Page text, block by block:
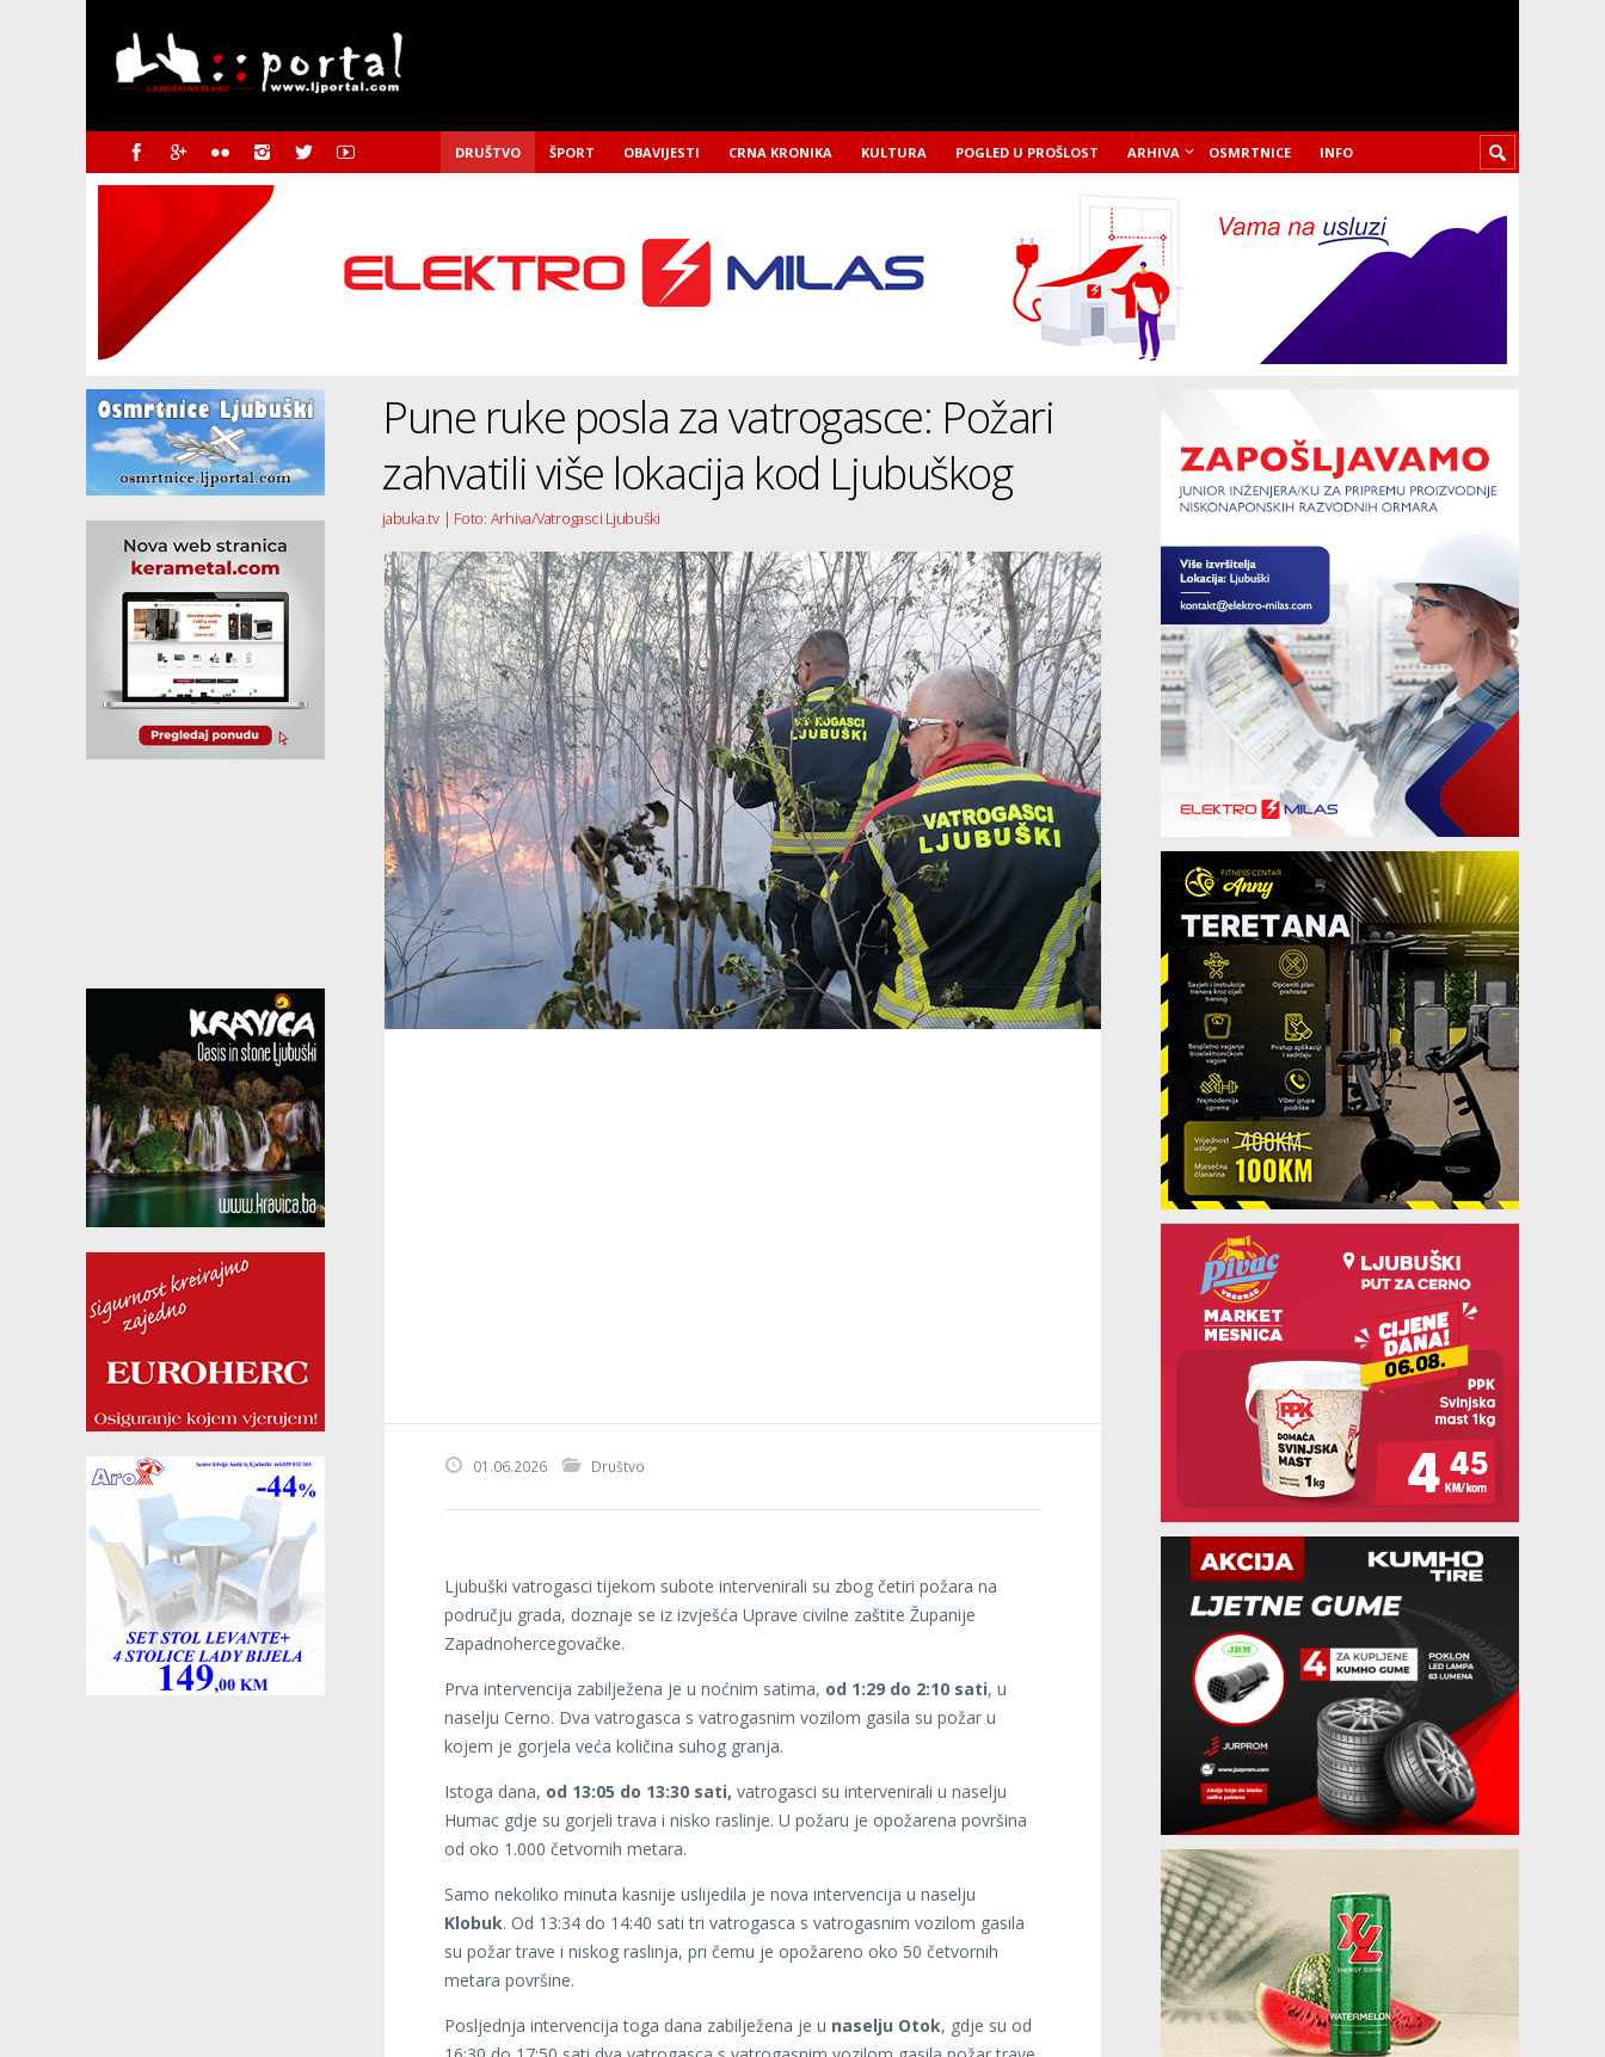
DRUŠTVO ŠPORT OBAVIJESTI CRNA KRONIKA KULTURA POGLED U PROŠLOST ARHIVA OSMRTNICE INFO
Pune ruke posla za vatrogasce: Požari
zahvatili više lokacija kod Ljubuškog
jabuka.tv | Foto: Arhiva/Vatrogasci Ljubuški
01.06.2026 Društvo
Ljubuški vatrogasci tijekom subote intervenirali su zbog četiri požara na
području grada, doznaje se iz izvješća Uprave civilne zaštite Županije
Zapadnohercegovačke.
Prva intervencija zabilježena je u noćnim satima, od 1:29 do 2:10 sati, u
naselju Cerno. Dva vatrogasca s vatrogasnim vozilom gasila su požar u
kojem je gorjela veća količina suhog granja.
Istoga dana, od 13:05 do 13:30 sati, vatrogasci su intervenirali u naselju
Humac gdje su gorjeli trava i nisko raslinje. U požaru je opožarena površina
od oko 1.000 četvornih metara.
Samo nekoliko minuta kasnije uslijedila je nova intervencija u naselju
Klobuk. Od 13:34 do 14:40 sati tri vatrogasca s vatrogasnim vozilom gasila
su požar trave i niskog raslinja, pri čemu je opožareno oko 50 četvornih
metara površine.
Posljednja intervencija toga dana zabilježena je u naselju Otok, gdje su od